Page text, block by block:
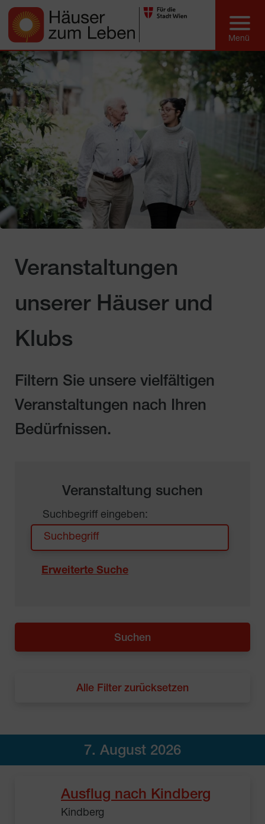
Veranstaltungen
unserer Häuser und
Klubs
Filtern Sie unsere vielfältigen
Veranstaltungen nach Ihren
Bedürfnissen.
Veranstaltung suchen
Suchbegriff eingeben:
Erweiterte Suche
Alle Filter zurücksetzen
7. August 2026
Ausflug nach Kindberg
Kindberg